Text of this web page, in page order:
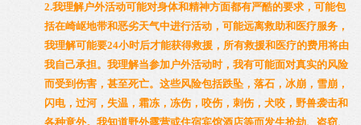
2.我理解户外活动可能对身体和精神方面都有严酷的要求，可能包
括在崎岖地带和恶劣天气中进行活动，可能远离救助和医疗服务，
我理解可能要24小时后才能获得救援，所有救援和医疗的费用将由
我自己承担。我理解当参加户外活动时，我有可能面对真实的风险
而受到伤害，甚至死亡。这些风险包括跌坠，落石，冰崩，雪崩，
闪电，过河，失温，霜冻，冻伤，咬伤，刺伤，犬咬，野兽袭击和
各种意外。我知道野外露营或住宿宾馆酒店等而发生抢劫、盗窃、